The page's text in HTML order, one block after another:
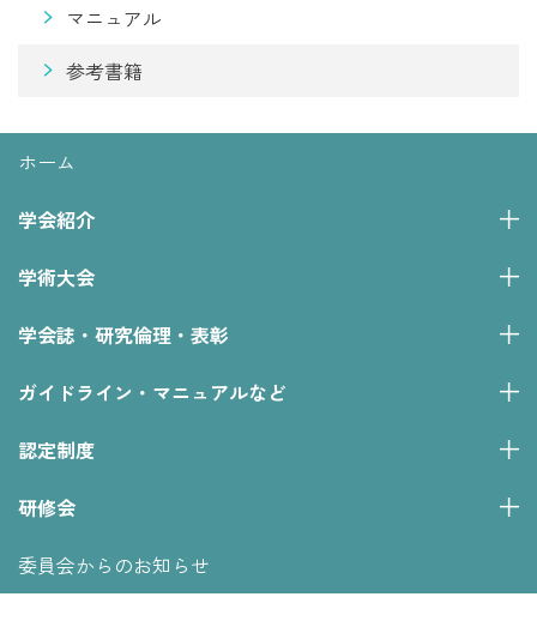
マニュアル
参考書籍
ホーム
学会紹介
学術大会
学会誌・研究倫理・表彰
ガイドライン・マニュアルなど
認定制度
研修会
委員会からのお知らせ